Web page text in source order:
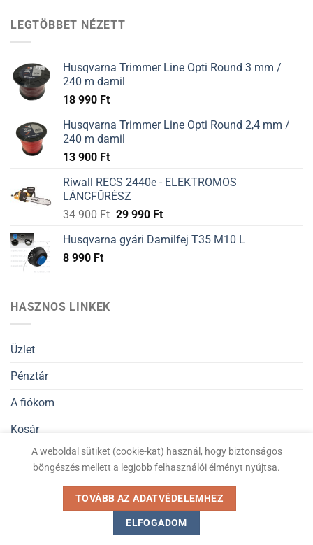
12
LEGTÖBBET NÉZETT
Husqvarna Trimmer Line Opti Round 3 mm /
240 m damil
18 990 Ft
Husqvarna Trimmer Line Opti Round 2,4 mm /
240 m damil
13 900 Ft
Riwall RECS 2440e - ELEKTROMOS
LÁNCFŰRÉSZ
34 900Ft 29 990 Ft
Husqvarna gyári Damilfej T35 M10 L
8 990 Ft
HASZNOS LINKEK
Üzlet
Pénztár
A fiókom
Kosár
Általános Szerződési Feltételek
Kiskertigep.hu © Minden jog fenntartva 2026
A weboldal sütiket (cookie-kat) használ, hogy biztonságos
böngészés mellett a legjobb felhasználói élményt nyújtsa.
TOVÁBB AZ ADATVÉDELEMHEZ
ELFOGADOM